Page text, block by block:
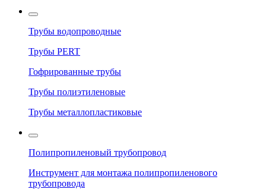
Трубы водопроводные
Трубы PERT
Гофрированные трубы
Трубы полиэтиленовые
Трубы металлопластиковые
Полипропиленовый трубопровод
Инструмент для монтажа полипропиленового
трубопровода